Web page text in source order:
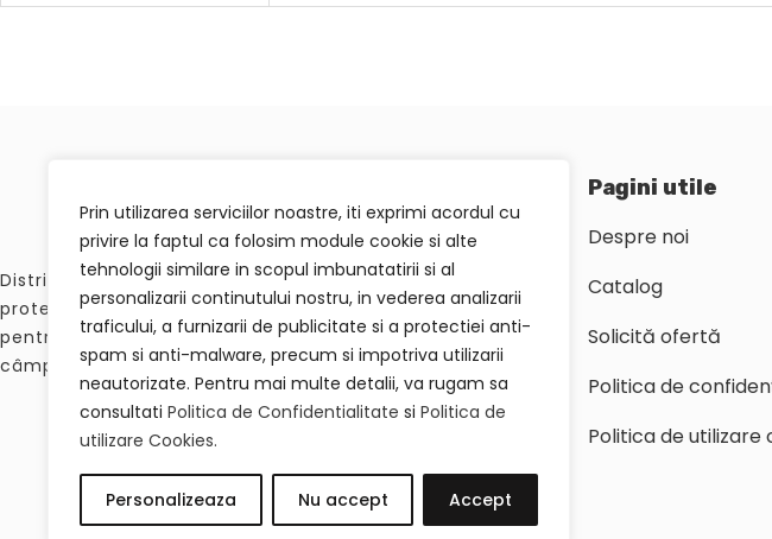
Prin utilizarea serviciilor noastre, iti exprimi acordul cu
privire la faptul ca folosim module cookie si alte
tehnologii similare in scopul imbunatatirii si al
personalizarii continutului nostru, in vederea analizarii
traficului, a furnizarii de publicitate si a protectiei anti-
spam si anti-malware, precum si impotriva utilizarii
neautorizate. Pentru mai multe detalii, va rugam sa
consultati Politica de Confidentialitate si Politica de
utilizare Cookies.
Personalizeaza Nu accept Accept
Distribuim materiale termo-rezistente, accesorii de
protecție, elemente de agățare și produse de mascare
pentru procesele de sablare, vopsire lichidă și vopsire în
câmp electrostatic
Pagini utile
Despre noi
Catalog
Solicită ofertă
Politica de
Politica de utilizare